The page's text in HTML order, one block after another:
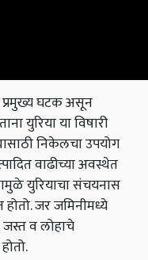
प्रमुख्य घटक असून
युरिया या विषारी
निकेलचा उपयोग
वाढीच्या अवस्थेत
युरियाचा संचयनास
जर जमिनीमध्ये
व लोहाचे